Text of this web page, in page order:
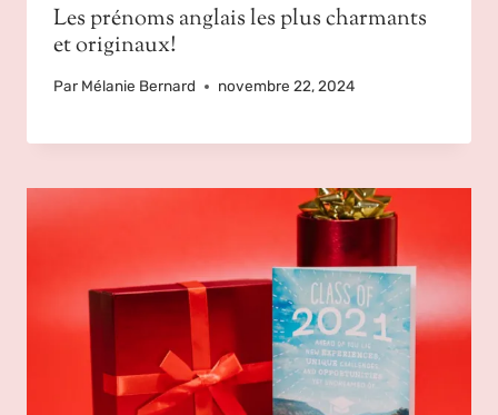
Les prénoms anglais les plus charmants
et originaux!
Par Mélanie Bernard novembre 22, 2024